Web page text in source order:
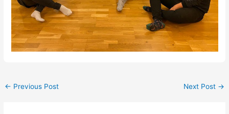
← Previous Post Next Post →